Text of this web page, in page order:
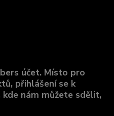
účet. Místo pro
přihlášení se k
nám můžete sdělit,